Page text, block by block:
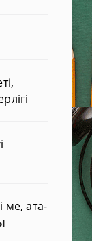
ме, ата-